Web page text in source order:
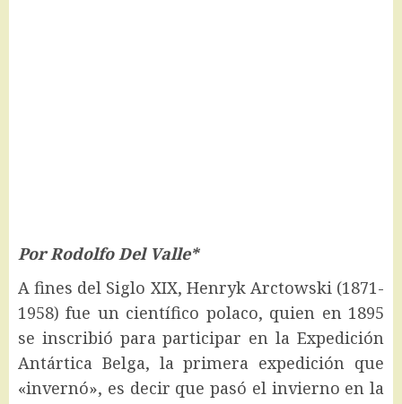
Por Rodolfo Del Valle*
A fines del Siglo XIX, Henryk Arctowski (1871-
1958) fue un científico polaco, quien en 1895
se inscribió para participar en la Expedición
Antártica Belga, la primera expedición que
«invernó», es decir que pasó el invierno en la